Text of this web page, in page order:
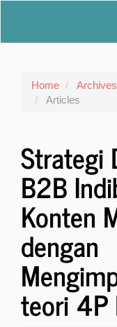
Home Archives
Articles
Strategi
B2B
Konten
dengan
teori 4P